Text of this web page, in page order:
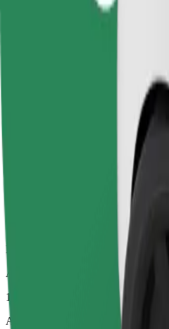
Anggaran masa perjalanan
Kereta lebih besar dengan ruang
Anggaran masa perjalanan
15 min
Anggaran jarak